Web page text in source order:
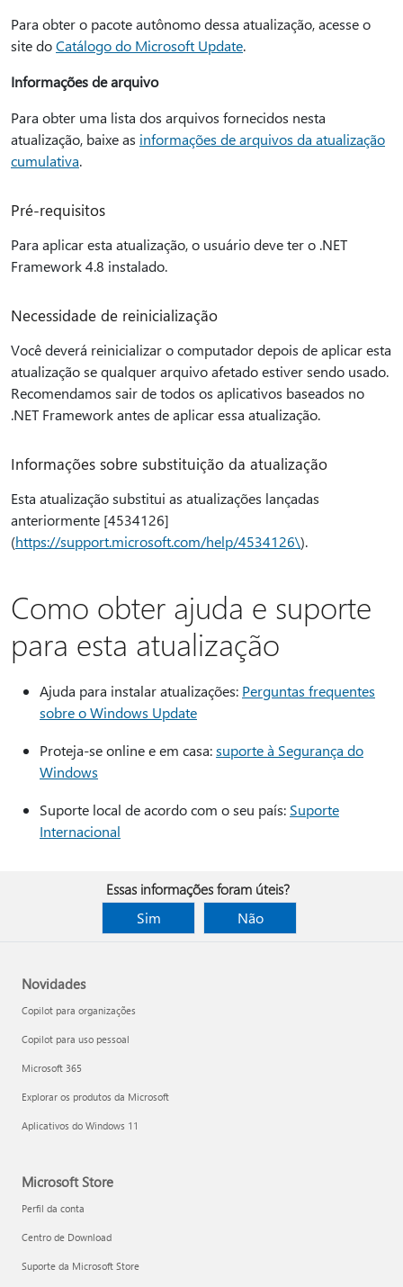
Para obter o pacote autônomo dessa atualização, acesse o
site doCatálogo do Microsoft Update.
Informações de arquivo
Para obter uma lista dos arquivos fornecidos nesta
atualização, baixe as informações de arquivos da atualização
cumulativa.
Pré-requisitos
Para aplicar esta atualização, o usuário deve ter o .NET
Framework 4.8 instalado.
Necessidade de reinicialização
Você deverá reinicializar o computador depois de aplicar esta
atualização se qualquer arquivo afetado estiver sendo usado.
Recomendamos sair de todos os aplicativos baseados no
.NET Framework antes de aplicar essa atualização.
Informações sobre substituição da atualização
Esta atualização substitui as atualizações lançadas
anteriormente [4534126]
(https://support.microsoft.com/help/4534126\).
Como obter ajuda e suporte
para esta atualização
Ajuda para instalar atualizações: Perguntas frequentes
sobre o Windows Update
Proteja-se online e em casa:suporte à Segurança do
Windows
Suporte local de acordo com o seu país: Suporte
Internacional
Essas informações foram úteis?
Sim
Não
Novidades
Copilot para organizações
Copilot para uso pessoal
Microsoft 365
Explorar os produtos da Microsoft
Aplicativos do Windows 11
Microsoft Store
Perfil da conta
Centro de Download
Suporte da Microsoft Store